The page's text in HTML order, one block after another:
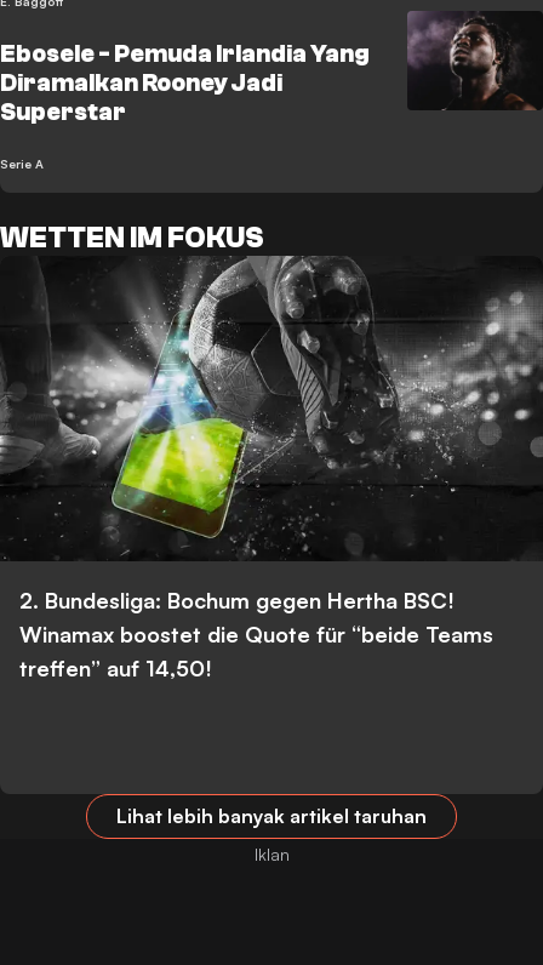
Ebosele - Pemuda Irlandia Yang
Diramalkan Rooney Jadi
Superstar
Serie A
WETTEN IM FOKUS
2. Bundesliga: Bochum gegen Hertha BSC!
Winamax boostet die Quote für “beide Teams
treffen” auf 14,50!
Lihat lebih banyak artikel taruhan